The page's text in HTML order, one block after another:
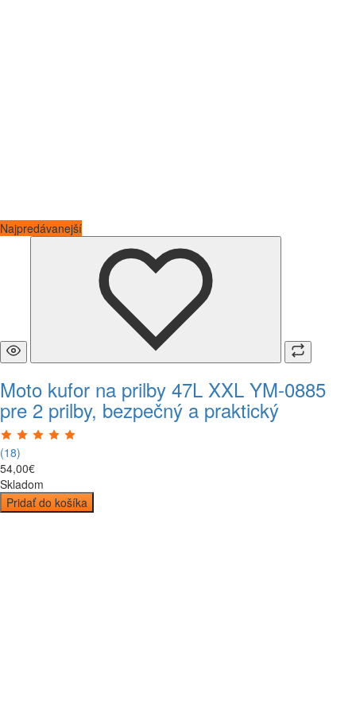
Najpredávanejší
Moto kufor na prilby 47L XXL YM-0885
pre 2 prilby, bezpečný a praktický
(18)
54,00€
Skladom
Pridať do košíka